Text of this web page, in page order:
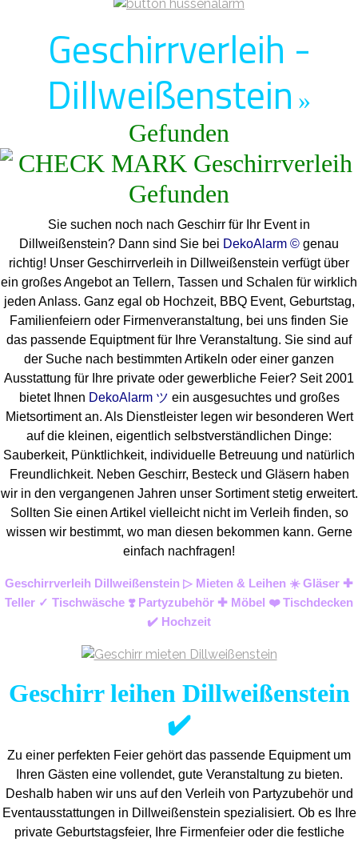
Geschirrverleih -
Dillweißenstein »
Gefunden
Sie suchen noch nach Geschirr für Ihr Event in
Dillweißenstein? Dann sind Sie bei DekoAlarm © genau
richtig! Unser Geschirrverleih in Dillweißenstein verfügt über
ein großes Angebot an Tellern, Tassen und Schalen für wirklich
jeden Anlass. Ganz egal ob Hochzeit, BBQ Event, Geburtstag,
Familienfeiern oder Firmenveranstaltung, bei uns finden Sie
das passende Equiptment für Ihre Veranstaltung. Sie sind auf
der Suche nach bestimmten Artikeln oder einer ganzen
Ausstattung für Ihre private oder gewerbliche Feier? Seit 2001
bietet Ihnen DekoAlarm ツ ein ausgesuchtes und großes
Mietsortiment an. Als Dienstleister legen wir besonderen Wert
auf die kleinen, eigentlich selbstverständlichen Dinge:
Sauberkeit, Pünktlichkeit, individuelle Betreuung und natürlich
Freundlichkeit. Neben Geschirr, Besteck und Gläsern haben
wir in den vergangenen Jahren unser Sortiment stetig erweitert.
Sollten Sie einen Artikel vielleicht nicht im Verleih finden, so
wissen wir bestimmt, wo man diesen bekommen kann. Gerne
einfach nachfragen!
Geschirrverleih Dillweißenstein ▷ Mieten & Leihen ☀️ Gläser ✚
Teller ✓ Tischwäsche ❣️ Partyzubehör ✚ Möbel ❤️ Tischdecken
✔️ Hochzeit
Geschirr leihen Dillweißenstein
✔️
Zu einer perfekten Feier gehört das passende Equipment um
Ihren Gästen eine vollendet, gute Veranstaltung zu bieten.
Deshalb haben wir uns auf den Verleih von Partyzubehör und
Eventausstattungen in Dillweißenstein spezialisiert. Ob es Ihre
private Geburtstagsfeier, Ihre Firmenfeier oder die festliche